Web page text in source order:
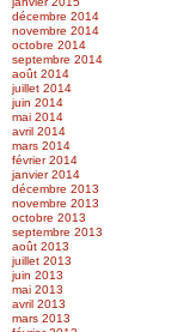
décembre 2014
novembre 2014
octobre 2014
septembre 2014
août 2014
juillet 2014
juin 2014
mai 2014
avril 2014
mars 2014
février 2014
janvier 2014
décembre 2013
novembre 2013
octobre 2013
septembre 2013
août 2013
juillet 2013
juin 2013
mai 2013
avril 2013
mars 2013